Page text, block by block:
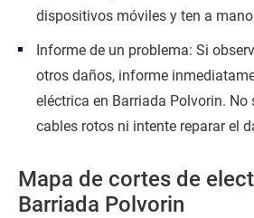
dispositivos móviles y ten a
Informe de un problema: Si
otros daños, informe
eléctrica en Barriada Polvorin. No
cables rotos ni intente reparar el
Mapa de cortes de
Barriada Polvorin